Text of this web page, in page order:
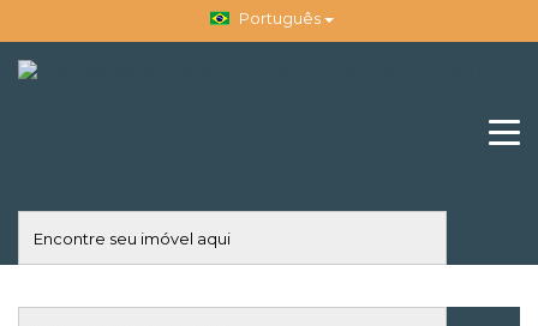
Português